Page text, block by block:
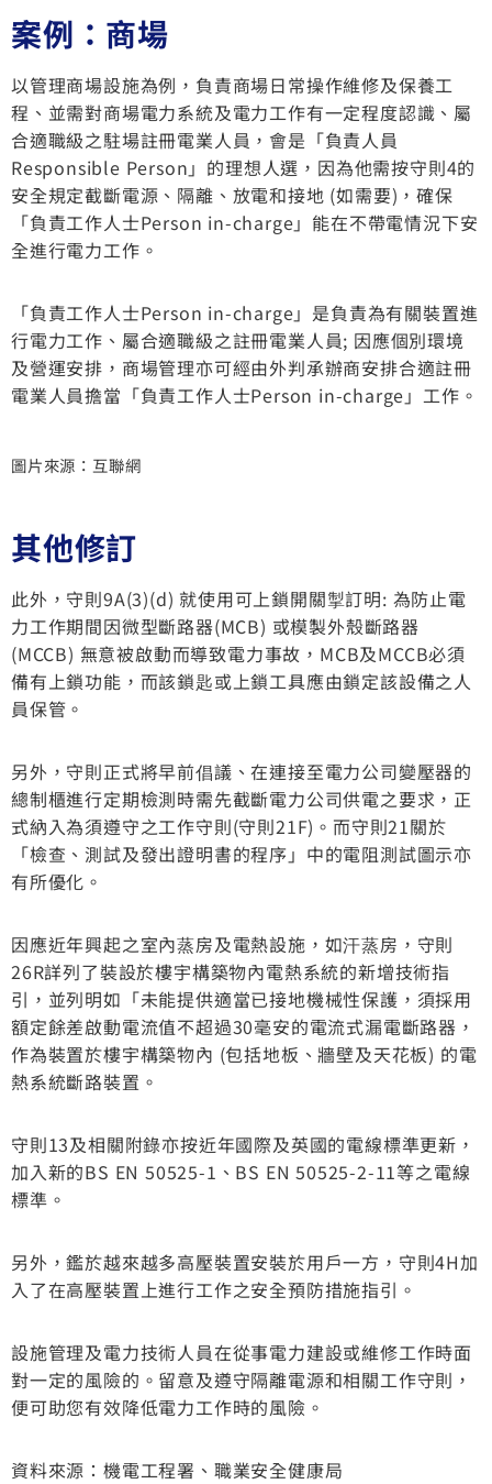
案例：商場
以管理商場設施為例，負責商場日常操作維修及保養工
程、並需對商場電力系統及電力工作有一定程度認識、屬
合適職級之駐場註冊電業人員，會是「負責人員
Responsible Person」的理想人選，因為他需按守則4的
安全規定截斷電源、隔離、放電和接地 (如需要)，確保
「負責工作人士Person in-charge」能在不帶電情況下安
全進行電力工作。
「負責工作人士Person in-charge」是負責為有關裝置進
行電力工作、屬合適職級之註冊電業人員; 因應個別環境
及營運安排，商場管理亦可經由外判承辦商安排合適註冊
電業人員擔當「負責工作人士Person in-charge」工作。
圖片來源：互聯網
其他修訂
此外，守則9A(3)(d) 就使用可上鎖開關掣訂明: 為防止電
力工作期間因微型斷路器(MCB) 或模製外殼斷路器
(MCCB) 無意被啟動而導致電力事故，MCB及MCCB必須
備有上鎖功能，而該鎖匙或上鎖工具應由鎖定該設備之人
員保管。
另外，守則正式將早前倡議、在連接至電力公司變壓器的
總制櫃進行定期檢測時需先截斷電力公司供電之要求，正
式納入為須遵守之工作守則(守則21F)。而守則21關於
「檢查、測試及發出證明書的程序」中的電阻測試圖示亦
有所優化。
因應近年興起之室內蒸房及電熱設施，如汗蒸房，守則
26R詳列了裝設於樓宇構築物內電熱系統的新增技術指
引，並列明如「未能提供適當已接地機械性保護，須採用
額定餘差啟動電流值不超過30毫安的電流式漏電斷路器，
作為裝置於樓宇構築物內 (包括地板、牆壁及天花板) 的電
熱系統斷路裝置。
守則13及相關附錄亦按近年國際及英國的電線標準更新，
加入新的BS EN 50525-1、BS EN 50525-2-11等之電線
標準。
另外，鑑於越來越多高壓裝置安裝於用戶一方，守則4H加
入了在高壓裝置上進行工作之安全預防措施指引。
設施管理及電力技術人員在從事電力建設或維修工作時面
對一定的風險的。留意及遵守隔離電源和相關工作守則，
便可助您有效降低電力工作時的風險。
資料來源：機電工程署、職業安全健康局